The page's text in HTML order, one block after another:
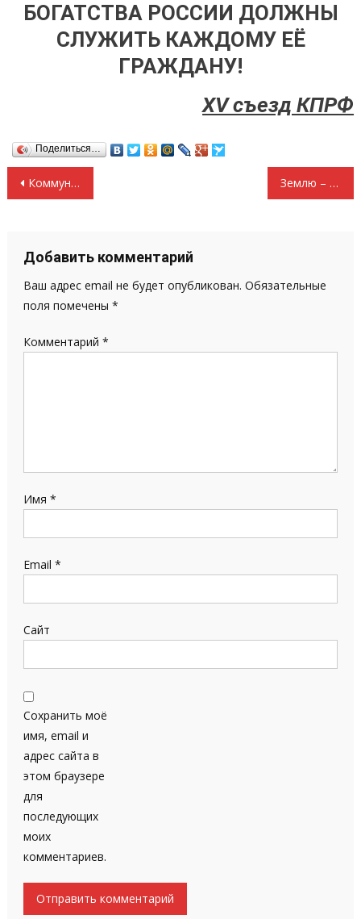
БОГАТСТВА РОССИИ ДОЛЖНЫ
СЛУЖИТЬ КАЖДОМУ ЕЁ
ГРАЖДАНУ!
XV съезд КПРФ
Поделиться…
Навигация
записям
Коммунисты против антинародной приватизации. Резолюция XV съезда КПРФ Землю – земледельцам! Селу – защиту! Резолюция XV Съезда КПРФ
Добавить комментарий
Ваш адрес email не будет опубликован. Обязательные
поля помечены *
Комментарий *
Имя *
Email *
Сайт
Сохранить моё
имя, email и
адрес сайта в
этом браузере
для
последующих
моих
комментариев.